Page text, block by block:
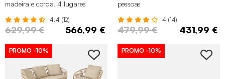
madeira e corda, 4 lugares
4.4 (12)
629,99 € 566,99 €
pessoas
4 (14)
479,99 € 431,99 €
PROMO -10% PROMO -10%